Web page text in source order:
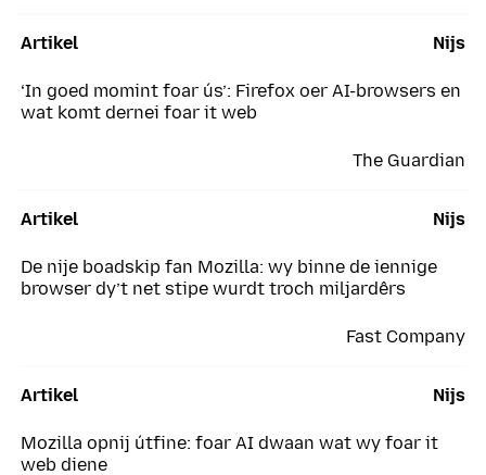
Artikel
The Guardian
Nijs
‘In goed momint foar ús’: Firefox oer AI-browsers en
wat komt dernei foar it web
Artikel
Fast Company
Nijs
De nije boadskip fan Mozilla: wy binne de iennige
browser dy’t net stipe wurdt troch miljardêrs
Artikel Nijs
Mozilla opnij útfine: foar AI dwaan wat wy foar it
web diene